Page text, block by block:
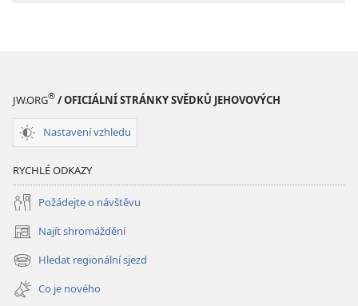
JW.ORG® / OFICIÁLNÍ STRÁNKY SVĚDKŮ JEHOVOVÝCH
Nastavení vzhledu
RYCHLÉ ODKAZY
Požádejte o návštěvu
Najít shromáždění
(otevřeno
nové
okno)
Hledat regionální sjezd
(otevřeno
nové
okno)
Co je nového